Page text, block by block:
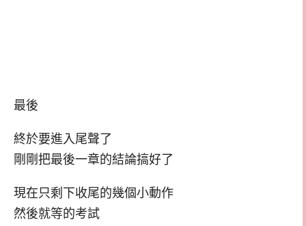
最後
終於要進入尾聲了
剛剛把最後一章的結論搞好了
現在只剩下收尾的幾個小動作
然後就等的考試